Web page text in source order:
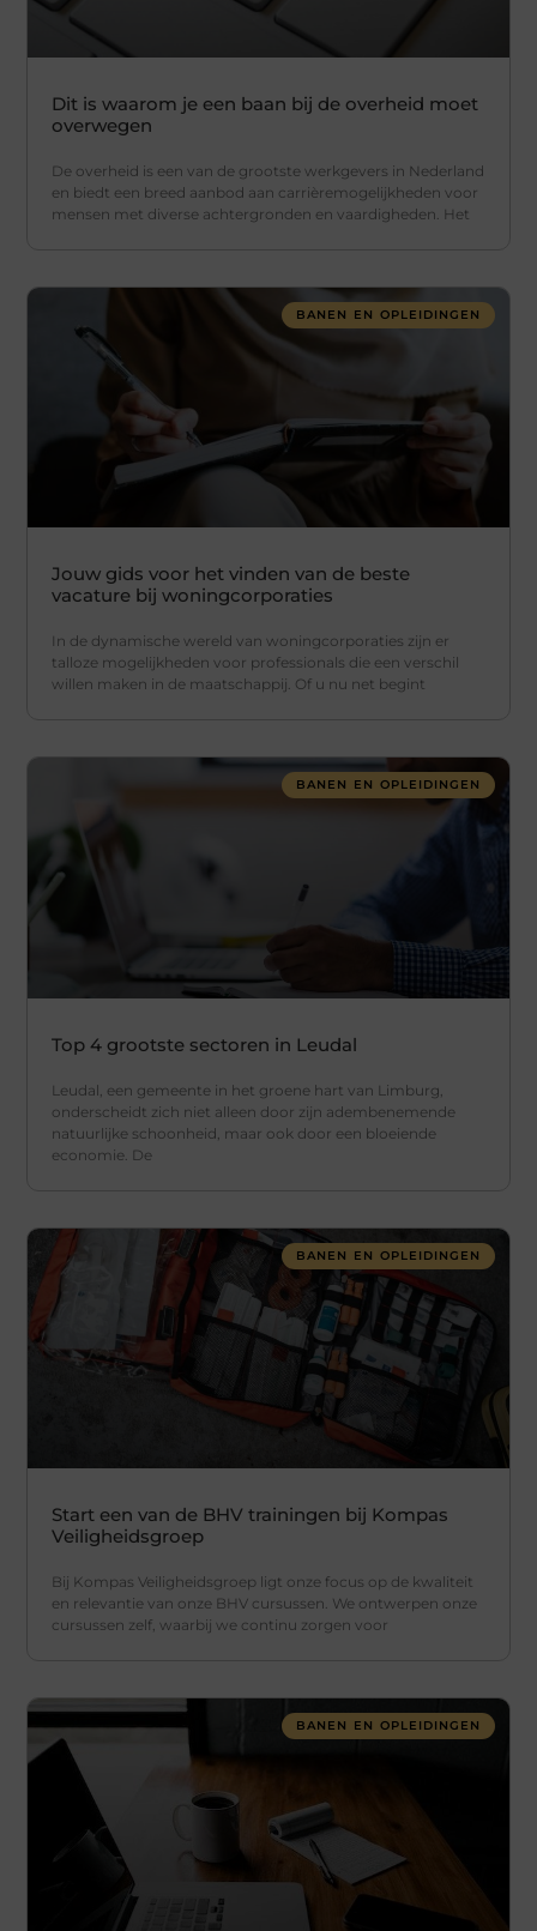
Dit is waarom je een baan bij de overheid moet
overwegen
De overheid is een van de grootste werkgevers in Nederland
en biedt een breed aanbod aan carrièremogelijkheden voor
mensen met diverse achtergronden en vaardigheden. Het
BANEN EN OPLEIDINGEN
Jouw gids voor het vinden van de beste
vacature bij woningcorporaties
In de dynamische wereld van woningcorporaties zijn er
talloze mogelijkheden voor professionals die een verschil
willen maken in de maatschappij. Of u nu net begint
BANEN EN OPLEIDINGEN
Top 4 grootste sectoren in Leudal
Leudal, een gemeente in het groene hart van Limburg,
onderscheidt zich niet alleen door zijn adembenemende
natuurlijke schoonheid, maar ook door een bloeiende
economie. De
BANEN EN OPLEIDINGEN
Start een van de BHV trainingen bij Kompas
Veiligheidsgroep
Bij Kompas Veiligheidsgroep ligt onze focus op de kwaliteit
en relevantie van onze BHV cursussen. We ontwerpen onze
cursussen zelf, waarbij we continu zorgen voor
BANEN EN OPLEIDINGEN